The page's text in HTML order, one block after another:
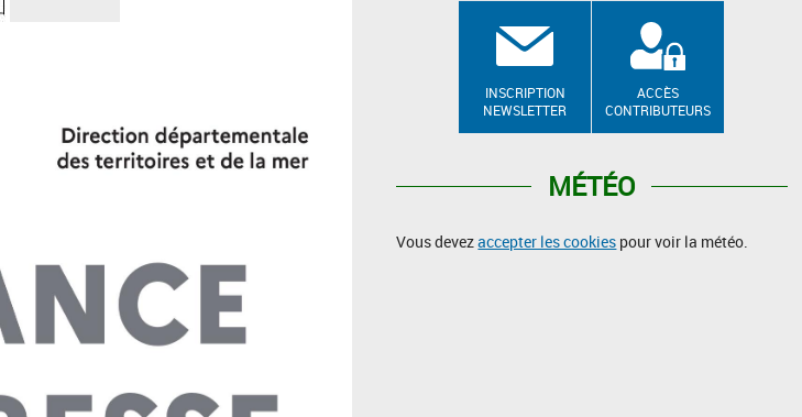
INSCRIPTION
NEWSLETTER
ACCÈS
CONTRIBUTEURS
MÉTÉO
Vous devezaccepter les cookies pour voir la météo.